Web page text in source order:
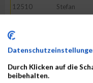
12510
Stefan
12626
12488
Norbert
12795
Ralf
12625
Durch Klicken auf die
beibehalten.